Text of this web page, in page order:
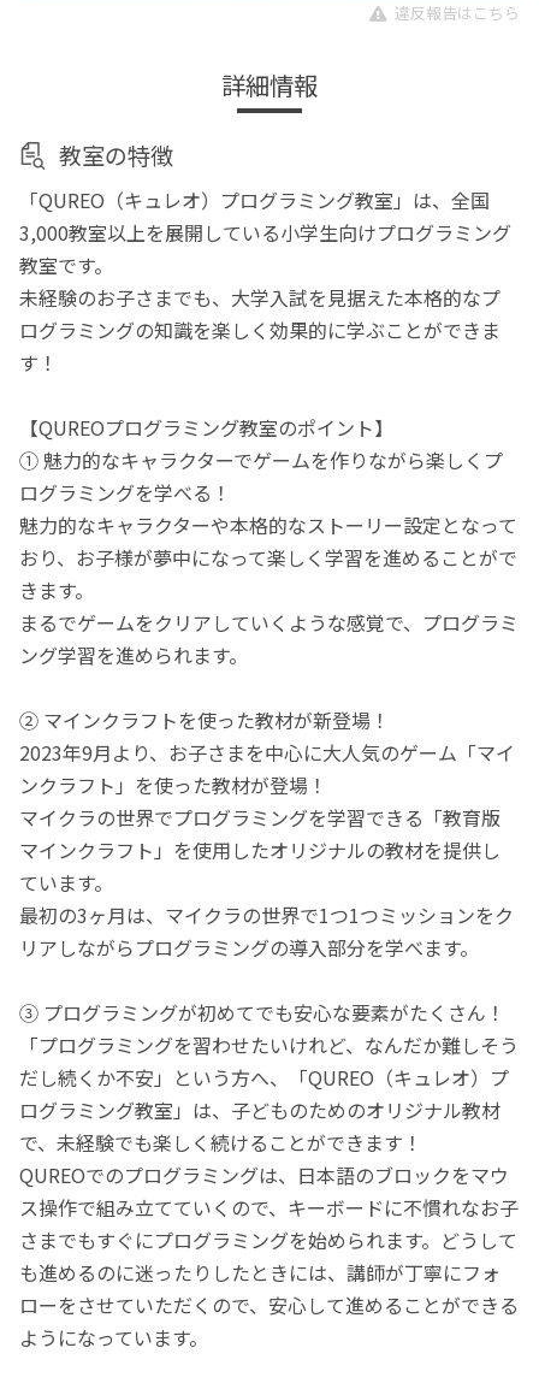
違反報告はこちら
詳細情報
教室の特徴
「QUREO（キュレオ）プログラミング教室」は、全国
3,000教室以上を展開している小学生向けプログラミング
教室です。
未経験のお子さまでも、大学入試を見据えた本格的なプ
ログラミングの知識を楽しく効果的に学ぶことができま
す！
【QUREOプログラミング教室のポイント】
① 魅力的なキャラクターでゲームを作りながら楽しくプ
ログラミングを学べる！
魅力的なキャラクターや本格的なストーリー設定となって
おり、お子様が夢中になって楽しく学習を進めることがで
きます。
まるでゲームをクリアしていくような感覚で、プログラミ
ング学習を進められます。
② マインクラフトを使った教材が新登場！
2023年9月より、お子さまを中心に大人気のゲーム「マイ
ンクラフト」を使った教材が登場！
マイクラの世界でプログラミングを学習できる「教育版
マインクラフト」を使用したオリジナルの教材を提供し
ています。
最初の3ヶ月は、マイクラの世界で1つ1つミッションをク
リアしながらプログラミングの導入部分を学べます。
③ プログラミングが初めてでも安心な要素がたくさん！
「プログラミングを習わせたいけれど、なんだか難しそう
だし続くか不安」という方へ、「QUREO（キュレオ）プ
ログラミング教室」は、子どものためのオリジナル教材
で、未経験でも楽しく続けることができます！
QUREOでのプログラミングは、日本語のブロックをマウ
ス操作で組み立てていくので、キーボードに不慣れなお子
さまでもすぐにプログラミングを始められます。どうして
も進めるのに迷ったりしたときには、講師が丁寧にフォ
ローをさせていただくので、安心して進めることができる
ようになっています。